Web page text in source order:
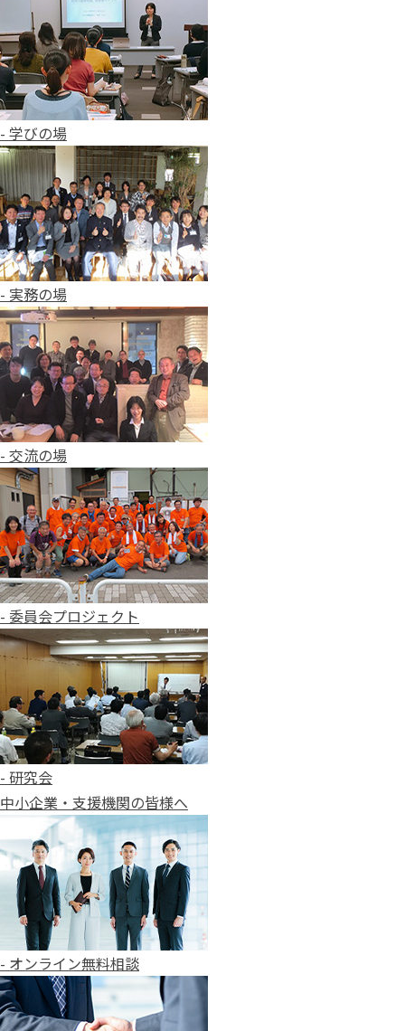
- 学びの場
- 実務の場
- 交流の場
- 委員会プロジェクト
- 研究会
中小企業・支援機関の皆様へ
- オンライン無料相談